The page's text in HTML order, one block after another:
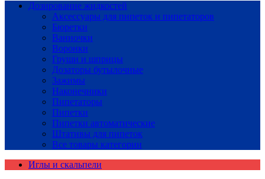
Дозирование жидкостей
Аксессуары для пипеток и пипетаторов
Бюретки
Ванночки
Воронки
Груши и шприцы
Дозаторы бутылочные
Зажимы
Наконечники
Пипетаторы
Пипетки
Пипетки автоматические
Штативы для пипеток
Все товары категории
Иглы и скальпели